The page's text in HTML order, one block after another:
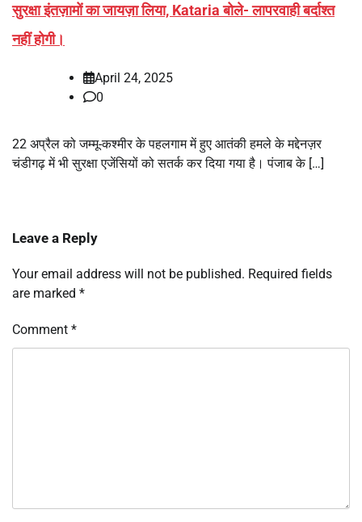
सुरक्षा इंतज़ामों का जायज़ा लिया, Kataria बोले- लापरवाही बर्दाश्त
नहीं होगी।
April 24, 2025
0
22 अप्रैल को जम्मू-कश्मीर के पहलगाम में हुए आतंकी हमले के मद्देनज़र
चंडीगढ़ में भी सुरक्षा एजेंसियों को सतर्क कर दिया गया है। पंजाब के […]
Leave a Reply
Your email address will not be published. Required fields
are marked *
Comment *